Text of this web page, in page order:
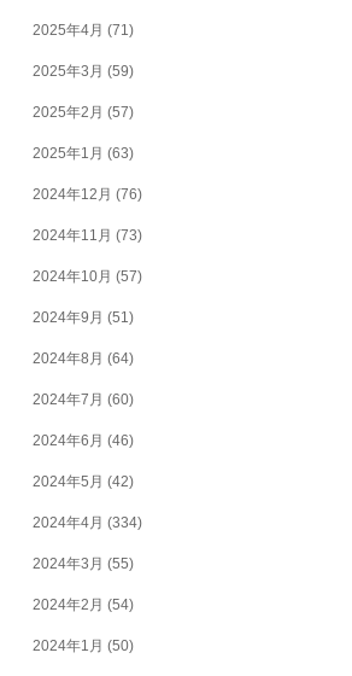
2025年4月 (71)
2025年3月 (59)
2025年2月 (57)
2025年1月 (63)
2024年12月 (76)
2024年11月 (73)
2024年10月 (57)
2024年9月 (51)
2024年8月 (64)
2024年7月 (60)
2024年6月 (46)
2024年5月 (42)
2024年4月 (334)
2024年3月 (55)
2024年2月 (54)
2024年1月 (50)